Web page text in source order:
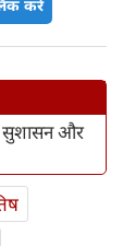
करें
सुशासन और